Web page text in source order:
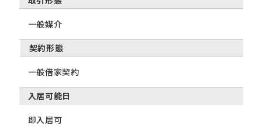
一般媒介
契約形態
一般借家契約
入居可能日
即入居可